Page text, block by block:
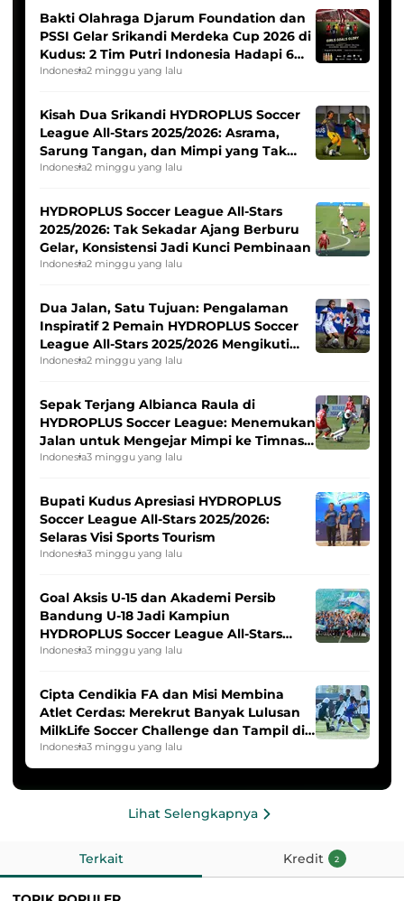
Bakti Olahraga Djarum Foundation dan
PSSI Gelar Srikandi Merdeka Cup 2026 di
Kudus: 2 Tim Putri Indonesia Hadapi 6
Tim Asia
Indonesia2 minggu yang lalu
Kisah Dua Srikandi HYDROPLUS Soccer
League All-Stars 2025/2026: Asrama,
Sarung Tangan, dan Mimpi yang Tak
Pernah Padam
Indonesia2 minggu yang lalu
HYDROPLUS Soccer League All-Stars
2025/2026: Tak Sekadar Ajang Berburu
Gelar, Konsistensi Jadi Kunci Pembinaan
Indonesia2 minggu yang lalu
Dua Jalan, Satu Tujuan: Pengalaman
Inspiratif 2 Pemain HYDROPLUS Soccer
League All-Stars 2025/2026 Mengikuti
Seleksi Timnas Indonesia Putri
Indonesia2 minggu yang lalu
Sepak Terjang Albianca Raula di
HYDROPLUS Soccer League: Menemukan
Jalan untuk Mengejar Mimpi ke Timnas
Indonesia Putri
Indonesia3 minggu yang lalu
Bupati Kudus Apresiasi HYDROPLUS
Soccer League All-Stars 2025/2026:
Selaras Visi Sports Tourism
Indonesia3 minggu yang lalu
Goal Aksis U-15 dan Akademi Persib
Bandung U-18 Jadi Kampiun
HYDROPLUS Soccer League All-Stars
2025/2026
Indonesia3 minggu yang lalu
Cipta Cendikia FA dan Misi Membina
Atlet Cerdas: Merekrut Banyak Lulusan
MilkLife Soccer Challenge dan Tampil di
HYDROPLUS Soccer League
Indonesia3 minggu yang lalu
Lihat Selengkapnya
Terkait Kredit 2